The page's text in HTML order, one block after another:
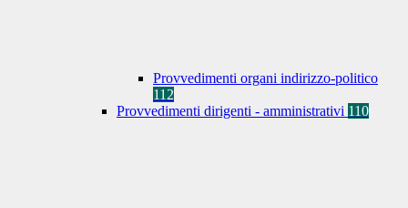
Provvedimenti organi indirizzo-politico
112
Provvedimenti dirigenti - amministrativi 110